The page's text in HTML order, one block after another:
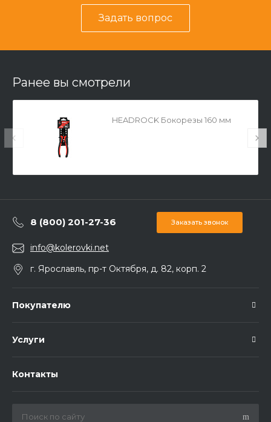
Задать вопрос
Ранее вы смотрели
HEADROCK Бокорезы 160 мм
8 (800) 201-27-36 Заказать звонок
info@kolerovki.net
г. Ярославль, пр-т Октября, д. 82, корп. 2
Покупателю
Услуги
Контакты